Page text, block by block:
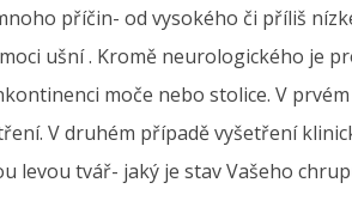
příčin- od vysokého či příliš
ušní . Kromě neurologického je
moče nebo stolice. V
V druhém případě vyšetření
levou tvář- jaký je stav Vašeho